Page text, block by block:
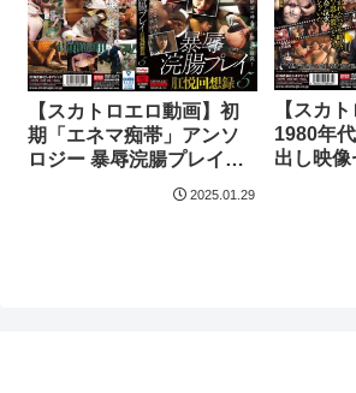
【スカトロエロ動画】初
期「エネマ痴帯」アンソ
ロジー 暴辱浣腸プレイ肛
2025.01.29
【スカ
1980年
出し映